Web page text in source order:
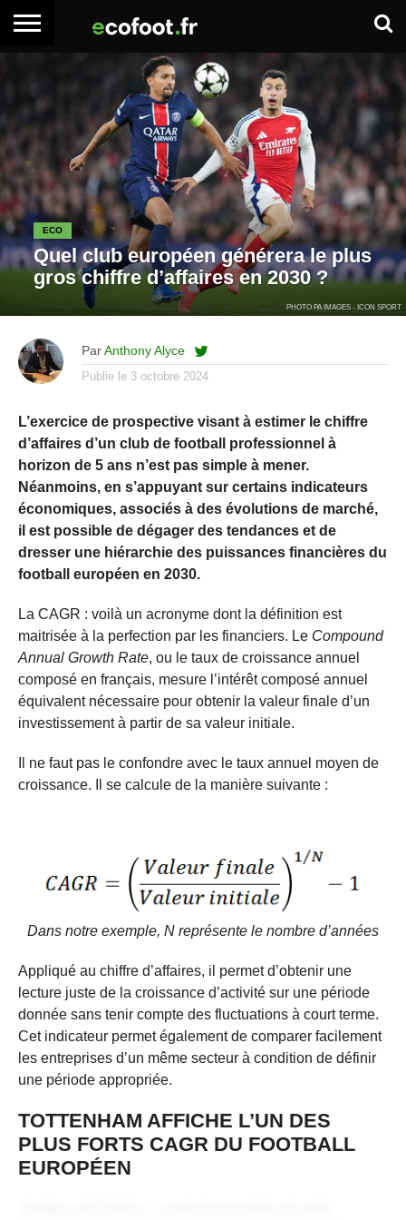
OUTILS
ECO
Quel club européen générera le plus
gros chiffre d’affaires en 2030 ?
PHOTO PA IMAGES - ICON SPORT
Par Anthony Alyce
Publie le 3 octobre 2024
L’exercice de prospective visant à estimer le chiffre
d’affaires d’un club de football professionnel à
horizon de 5 ans n’est pas simple à mener.
Néanmoins, en s’appuyant sur certains indicateurs
économiques, associés à des évolutions de marché,
il est possible de dégager des tendances et de
dresser une hiérarchie des puissances financières du
football européen en 2030.
La CAGR : voilà un acronyme dont la définition est
maitrisée à la perfection par les financiers. Le Compound
Annual Growth Rate, ou le taux de croissance annuel
composé en français, mesure l’intérêt composé annuel
équivalent nécessaire pour obtenir la valeur finale d’un
investissement à partir de sa valeur initiale.
Il ne faut pas le confondre avec le taux annuel moyen de
croissance. Il se calcule de la manière suivante :
Dans notre exemple, N représente le nombre d’années
Appliqué au chiffre d’affaires, il permet d’obtenir une
lecture juste de la croissance d’activité sur une période
donnée sans tenir compte des fluctuations à court terme.
Cet indicateur permet également de comparer facilement
les entreprises d’un même secteur à condition de définir
une période appropriée.
TOTTENHAM AFFICHE L’UN DES
PLUS FORTS CAGR DU FOOTBALL
EUROPÉEN